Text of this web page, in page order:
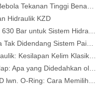
Tinggi Benang Wanita – KHB-G3/4
Hidraulik KZD
Bar untuk Sistem Hidraulik
Didendang Sistem Paip Anda​
Kelim Klasik (Dengan Bukti Visual)
oleh Kacang Mengenai Kualiti​​
Memilih Sambungan Hidraulik Terbaik